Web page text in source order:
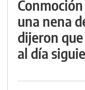
una nena
dijeron
al día